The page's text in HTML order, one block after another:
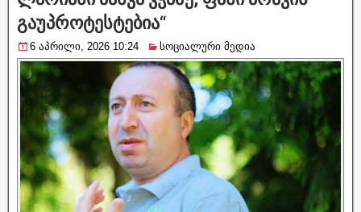
გაუპროტესტებია“
6 აპრილი, 2026 10:24 სოციალური მედია